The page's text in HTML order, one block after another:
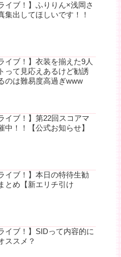
イブ！】ふりりん×浅岡さ
集出してほしいです！！
イブ！】衣装を揃えた9人
って見応えあるけど勧誘
のは難易度高過ぎwww
イブ！】第22回スコアマ
中！！【公式お知らせ】
イブ！】本日の特待生勧
とめ【新エリチ引け
イブ！】SIDって内容的に
ススメ？